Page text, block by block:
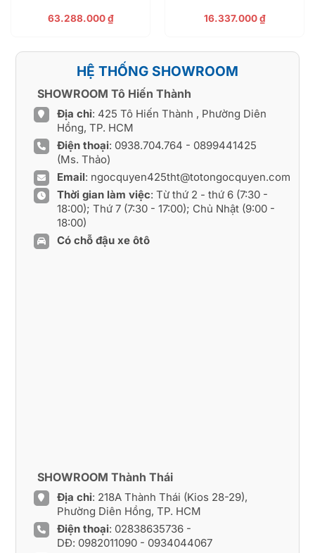
63.288.000₫ 16.337.000₫
HỆ THỐNG SHOWROOM
SHOWROOM Tô Hiến Thành
Địa chỉ: 425 Tô Hiến Thành , Phường Diên
Hồng, TP. HCM
Điện thoại: 0938.704.764 - 0899441425
(Ms. Thảo)
Email: ngocquyen425tht@totongocquyen.com
Thời gian làm việc: Từ thứ 2 - thứ 6 (7:30 -
18:00); Thứ 7 (7:30 - 17:00); Chủ Nhật (9:00 -
18:00)
Có chỗ đậu xe ôtô
SHOWROOM Thành Thái
Địa chỉ: 218A Thành Thái (Kios 28-29),
Phường Diên Hồng, TP. HCM
Điện thoại: 02838635736 -
DĐ: 0982011090- 0934044067